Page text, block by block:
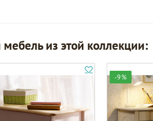
мебель из этой коллекции:
-9%